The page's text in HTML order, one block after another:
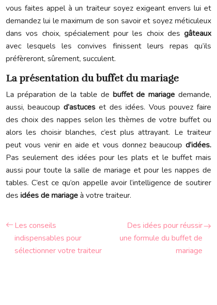
vous faites appel à un traiteur soyez exigeant envers lui et
demandez lui le maximum de son savoir et soyez méticuleux
dans vos choix, spécialement pour les choix des gâteaux
avec lesquels les convives finissent leurs repas qu’ils
préfèreront, sûrement, succulent.
La présentation du buffet du mariage
La préparation de la table de buffet de mariage demande,
aussi, beaucoup d’astuces et des idées. Vous pouvez faire
des choix des nappes selon les thèmes de votre buffet ou
alors les choisir blanches, c’est plus attrayant. Le traiteur
peut vous venir en aide et vous donnez beaucoup d’idées.
Pas seulement des idées pour les plats et le buffet mais
aussi pour toute la salle de mariage et pour les nappes de
tables. C’est ce qu’on appelle avoir l’intelligence de soutirer
des idées de mariageà votre traiteur.
Les conseils
indispensables pour
sélectionner votre traiteur
Des idées pour réussir
une formule du buffet de
mariage